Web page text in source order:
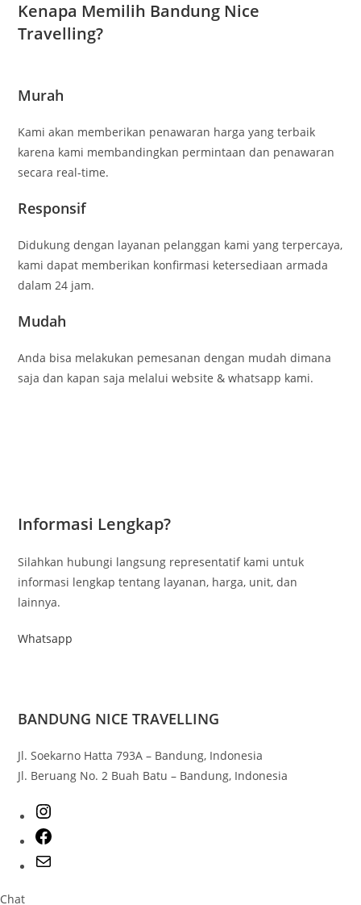
Kenapa Memilih Bandung Nice
Travelling?
Murah
Kami akan memberikan penawaran harga yang terbaik
karena kami membandingkan permintaan dan penawaran
secara real-time.
Responsif
Didukung dengan layanan pelanggan kami yang terpercaya,
kami dapat memberikan konfirmasi ketersediaan armada
dalam 24 jam.
Mudah
Anda bisa melakukan pemesanan dengan mudah dimana
saja dan kapan saja melalui website & whatsapp kami.
Informasi Lengkap?
Silahkan hubungi langsung representatif kami untuk
informasi lengkap tentang layanan, harga, unit, dan
lainnya.
Whatsapp
BANDUNG NICE TRAVELLING
Jl. Soekarno Hatta 793A – Bandung, Indonesia
Jl. Beruang No. 2 Buah Batu – Bandung, Indonesia
Chat